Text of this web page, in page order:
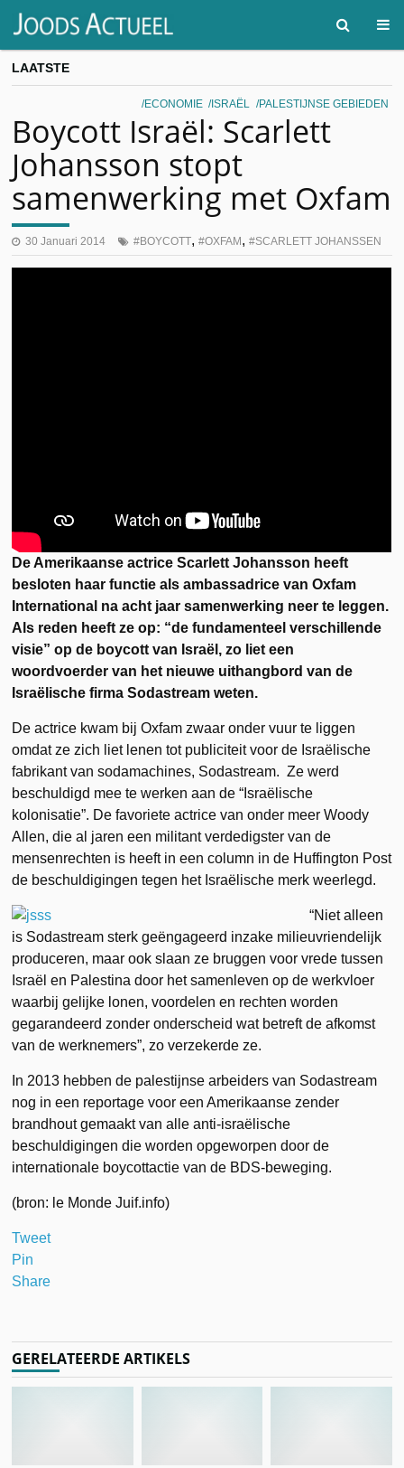
LAATSTE
ECONOMIE ISRAËL PALESTIJNSE GEBIEDEN
Boycott Israël: Scarlett
Johansson stopt
samenwerking met Oxfam
30 Januari 2014 BOYCOTT, OXFAM , SCARLETT JOHANSSEN
De Amerikaanse actrice Scarlett Johansson heeft
besloten haar functie als ambassadrice van Oxfam
International na acht jaar samenwerking neer te leggen.
Als reden heeft ze op: “de fundamenteel verschillende
visie” op de boycott van Israël, zo liet een
woordvoerder van het nieuwe uithangbord van de
Israëlische firma Sodastream weten.
De actrice kwam bij Oxfam zwaar onder vuur te liggen
omdat ze zich liet lenen tot publiciteit voor de Israëlische
fabrikant van sodamachines, Sodastream. Ze werd
beschuldigd mee te werken aan de “Israëlische
kolonisatie”. De favoriete actrice van onder meer Woody
Allen, die al jaren een militant verdedigster van de
mensenrechten is heeft in een column in de Huffington Post
de beschuldigingen tegen het Israëlische merk weerlegd.
“Niet alleen
is Sodastream sterk geëngageerd inzake milieuvriendelijk
produceren, maar ook slaan ze bruggen voor vrede tussen
Israël en Palestina door het samenleven op de werkvloer
waarbij gelijke lonen, voordelen en rechten worden
gegarandeerd zonder onderscheid wat betreft de afkomst
van de werknemers”, zo verzekerde ze.
In 2013 hebben de palestijnse arbeiders van Sodastream
nog in een reportage voor een Amerikaanse zender
brandhout gemaakt van alle anti-israëlische
beschuldigingen die worden opgeworpen door de
internationale boycottactie van de BDS-beweging.
(bron: le Monde Juif.info)
Tweet
Pin
Share
GERELATEERDE ARTIKELS